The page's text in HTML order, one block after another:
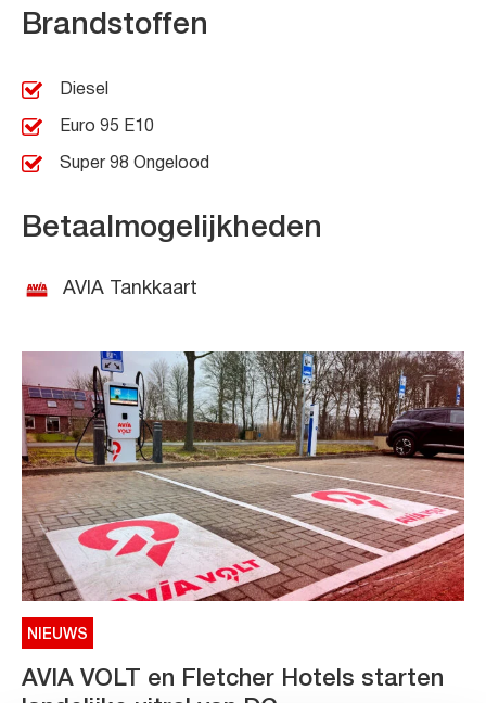
Brandstoffen
Diesel
Euro 95 E10
Super 98 Ongelood
Betaalmogelijkheden
AVIA Tankkaart
NIEUWS
AVIA VOLT en Fletcher Hotels starten